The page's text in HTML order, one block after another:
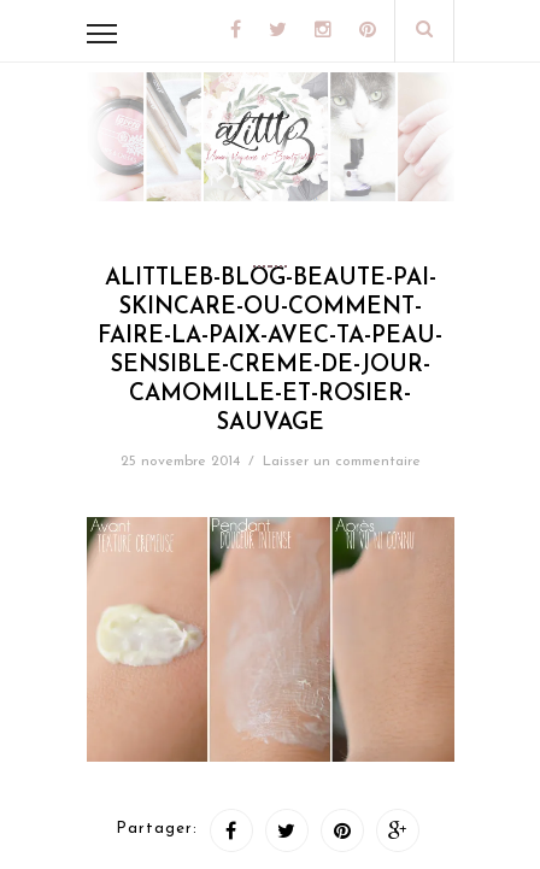
ALITTLEB-BLOG-BEAUTE-PAI-
SKINCARE-OU-COMMENT-
FAIRE-LA-PAIX-AVEC-TA-PEAU-
SENSIBLE-CREME-DE-JOUR-
CAMOMILLE-ET-ROSIER-
SAUVAGE
25 novembre 2014 / Laisser un commentaire
Partager: